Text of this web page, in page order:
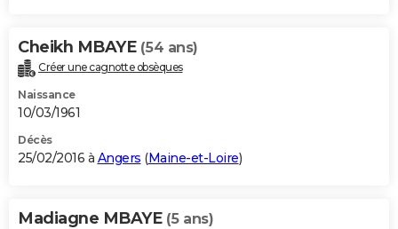
Cheikh MBAYE (54 ans)
Créer une cagnotte obsèques
Naissance
10/03/1961
Décès
25/02/2016 à Angers (Maine-et-Loire)
Madiagne MBAYE (5 ans)